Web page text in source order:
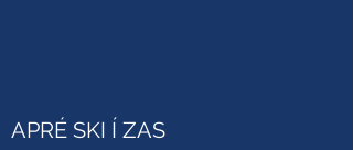
APRÉ SKI Í ZAS